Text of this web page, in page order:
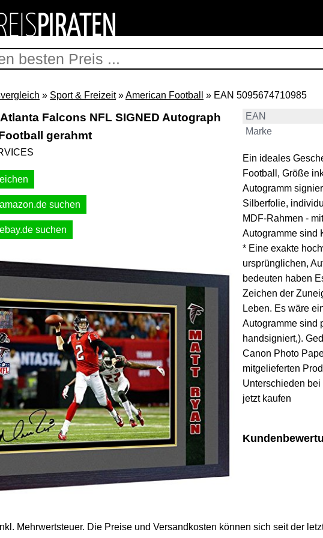
» Sport & Freizeit»American Football » EAN 5095674710985
Falcons NFL SIGNED Autograph
gerahmt
suchen
suchen
EAN
Marke
Ein ideales
Football, Größe
Autogramm
Silberfolie,
MDF-Rahmen -
Autogramme sind
* Eine exakte
ursprünglichen,
bedeuten haben
Zeichen der
Leben. Es wäre
Autogramme sind
handsigniert,).
Canon Photo
mitgelieferten
Unterschieden
jetzt kaufen
Mehrwertsteuer. Die Preise und Versandkosten können sich seit der